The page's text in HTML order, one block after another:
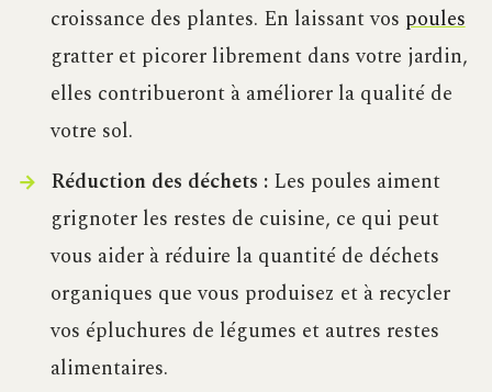
croissance des plantes. En laissant vospoules
gratter et picorer librement dans votre jardin,
elles contribueront à améliorer la qualité de
votre sol.
Réduction des déchets :Les poules aiment
grignoter les restes de cuisine, ce qui peut
vous aider à réduire la quantité de déchets
organiques que vous produisez et à recycler
vos épluchures de légumes et autres restes
alimentaires.